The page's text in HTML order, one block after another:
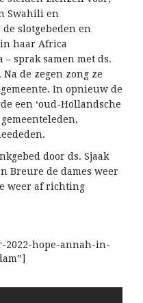
Swahili en
slotgebeden en
haar Africa
sprak samen met ds.
de zegen zong ze
In opnieuw de
een ‘oud-Hollandsche
door ds. Sjaak
Breure de dames weer
weer af richting
2022-hope-annah-in-